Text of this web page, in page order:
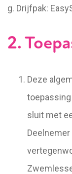
g. Drijfpak:
2.
Deze
toepassing
sluit met